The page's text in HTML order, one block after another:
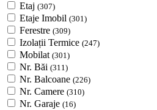
Etaj (307)
Etaje Imobil (301)
Ferestre (309)
Izolații Termice (247)
Mobilat (301)
Nr. Băi (311)
Nr. Balcoane (226)
Nr. Camere (310)
Nr. Garaje (16)